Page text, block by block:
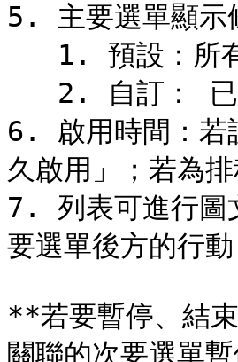
5. 主要選單顯示
6. 啟用時間：若
久啟用」；若為
7. 列表可進行圖
要選單後方的行
**若要暫停、結
關聯的次要選單